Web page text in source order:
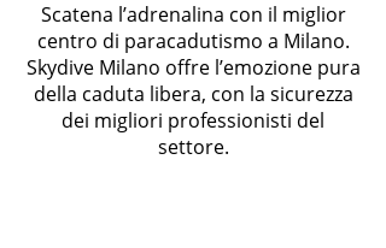
Scatena l’adrenalina con il miglior
centro di paracadutismo a Milano.
Skydive Milano offre l’emozione pura
della caduta libera, con la sicurezza
dei migliori professionisti del
settore.